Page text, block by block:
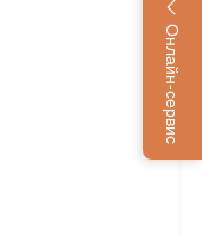
Онлайн-сервис